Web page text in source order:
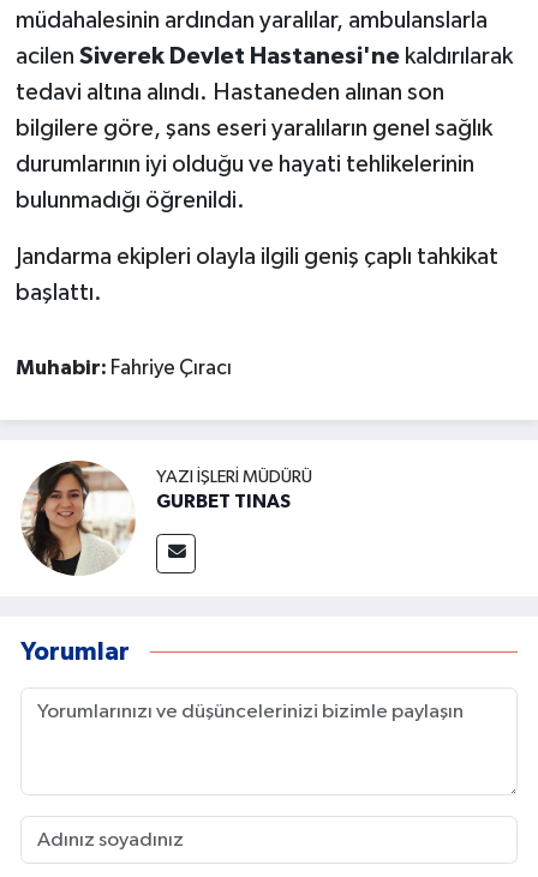
müdahalesinin ardından yaralılar, ambulanslarla
acilen Siverek Devlet Hastanesi'nekaldırılarak
tedavi altına alındı. Hastaneden alınan son
bilgilere göre, şans eseri yaralıların genel sağlık
durumlarının iyi olduğu ve hayati tehlikelerinin
bulunmadığı öğrenildi.
Jandarma ekipleri olayla ilgili geniş çaplı tahkikat
başlattı.
Muhabir: Fahriye Çıracı
YAZI İŞLERI MÜDÜRÜ
GURBET TINAS
Yorumlar